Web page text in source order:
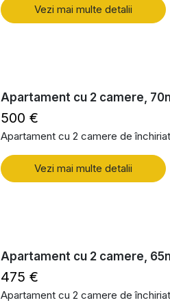
Vezi mai multe detalii
Apartament cu 2 camere,
500 €
Apartament cu 2 camere de închiriat
Vezi mai multe detalii
Apartament cu 2 camere,
475 €
Apartament cu 2 camere de închiriat